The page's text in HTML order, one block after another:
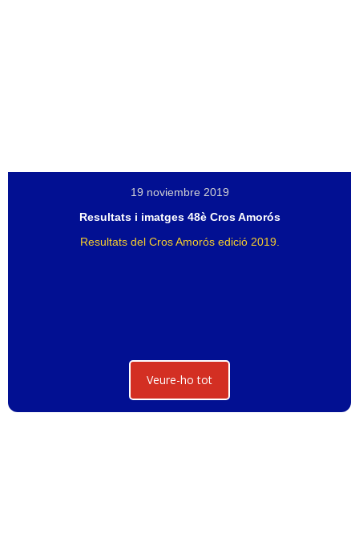
19 noviembre 2019
Resultats i imatges 48è Cros Amorós
Resultats del Cros Amorós edició 2019.
Veure-ho tot